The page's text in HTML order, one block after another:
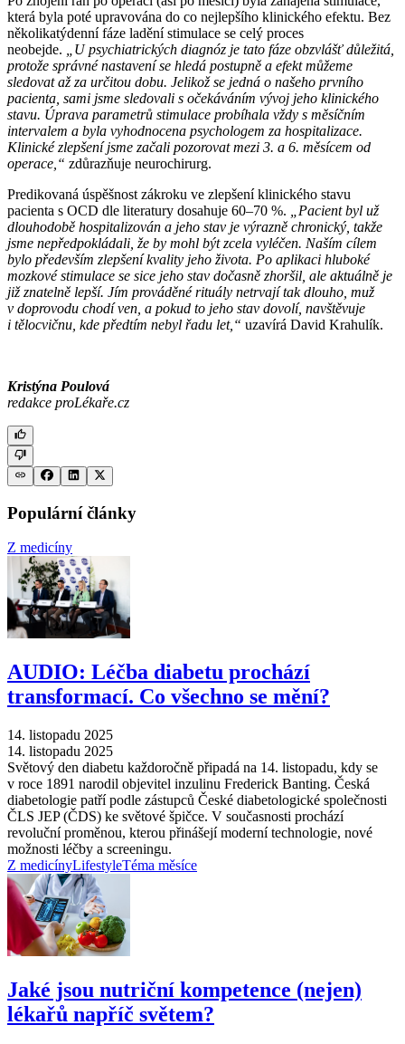
která byla poté upravována do co nejlepšího klinického efektu. Bez
několikatýdenní fáze ladění stimulace se celý proces
neobejde.
„U psychiatrických diagnóz je tato fáze obzvlášť důležitá,
protože správné nastavení se hledá postupně a efekt můžeme
sledovat až za určitou dobu. Jelikož se jedná o našeho prvního
pacienta, sami jsme sledovali s očekáváním vývoj jeho klinického
stavu. Úprava parametrů stimulace probíhala vždy s měsíčním
intervalem a byla vyhodnocena psychologem za hospitalizace.
Klinické zlepšení jsme začali pozorovat mezi 3. a 6. měsícem od
operace,“ zdůrazňuje neurochirurg.
Predikovaná úspěšnost zákroku ve zlepšení klinického stavu
pacienta s OCD dle literatury dosahuje 60–70 %. „Pacient byl už
dlouhodobě hospitalizován a jeho stav je výrazně chronický, takže
jsme nepředpokládali, že by mohl být zcela vyléčen. Naším cílem
bylo především zlepšení kvality jeho života. Po aplikaci hluboké
mozkové stimulace se sice jeho stav dočasně zhoršil, ale aktuálně je
již znatelně lepší. Jím prováděné rituály netrvají tak dlouho, muž
v doprovodu chodí ven, a pokud to jeho stav dovolí, navštěvuje
i tělocvičnu, kde předtím nebyl řadu let,“ uzavírá David Krahulík.
Kristýna Poulová
redakce proLékaře.cz
Populární články
Z medicíny
AUDIO: Léčba diabetu prochází
transformací. Co všechno se mění?
14. listopadu 2025
14. listopadu 2025
Světový den diabetu každoročně připadá na 14. listopadu, kdy se
v roce 1891 narodil objevitel inzulinu Frederick Banting. Česká
diabetologie patří podle zástupců České diabetologické společnosti
ČLS JEP (ČDS) ke světové špičce. V současnosti prochází
revoluční proměnou, kterou přinášejí moderní technologie, nové
možnosti léčby a screeningu.
Z medicínyLifestyleTéma měsíce
Jaké jsou nutriční kompetence (nejen)
lékařů napříč světem?